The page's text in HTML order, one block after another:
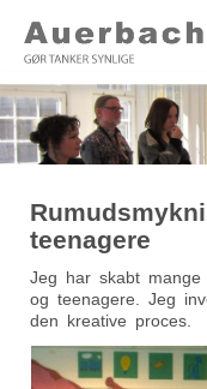
teenagere
Jeg har skabt mange
og teenagere. Jeg
den kreative proces.